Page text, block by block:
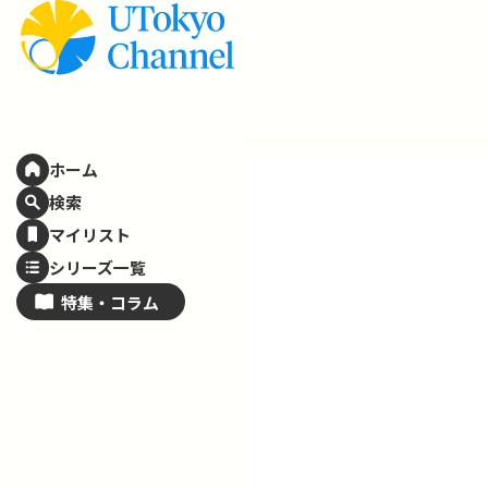
ホーム
検索
マイリスト
シリーズ一覧
特集・ コラム